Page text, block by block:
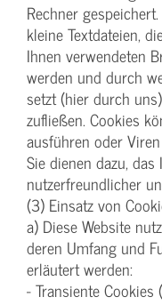
Rechner
kleine Textdateien,
Ihnen verwendeten
werden und durch
setzt (hier durch
zufließen. Cookies
ausführen oder
Sie dienen dazu,
nutzerfreundlicher
(3) Einsatz von
a) Diese Website
deren Umfang und
erläutert werden:
- Transiente Cookies